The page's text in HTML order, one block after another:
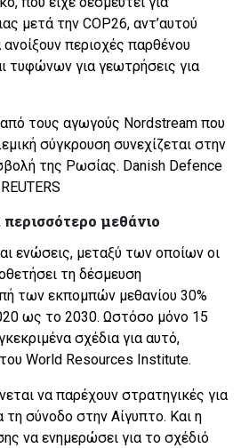
μετά την COP26, αντ’αυτού
περιοχές παρθένου
τυφώνων για γεωτρήσεις για
από τους αγωγούς Nordstream που
σύγκρουση συνεχίζεται στην
της Ρωσίας. Danish Defence
μεθάνιο
ενώσεις, μεταξύ των οποίων οι
τη δέσμευση
των εκπομπών μεθανίου 30%
ως το 2030. Ωστόσο μόνο 15
σχέδια για αυτό,
World Resources Institute.
να παρέχουν στρατηγικές για
τη σύνοδο στην Αίγυπτο. Και η
να ενημερώσει για το σχέδιό